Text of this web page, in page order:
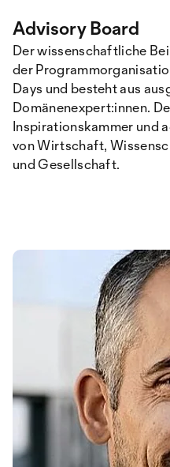
Advisory Board
Der wissenschaftliche
der
Days und besteht aus
Domänenexpert:innen.
Inspirationskammer und
von Wirtschaft,
und Gesellschaft.